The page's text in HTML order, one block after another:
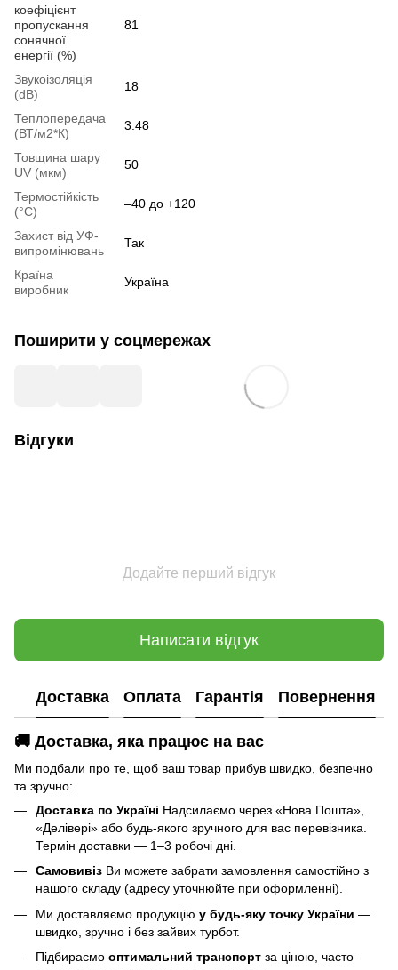
коефіцієнт
пропускання
сонячної
енергії (%)
81
Звукоізоляція
(dB)
18
Теплопередача
(ВТ/м2*К)
3.48
Товщина шару
UV (мкм)
50
Термостійкість
(°C)
–40 до +120
Захист від УФ-
випромінювань
Так
Країна
виробник
Україна
Поширити у соцмережах
Відгуки
Додайте перший відгук
Написати відгук
Доставка Оплата Гарантія Повернення
🚚 Доставка, яка працює на вас
Ми подбали про те, щоб ваш товар прибув швидко, безпечно
та зручно:
Доставка по Україні Надсилаємо через «Нова Пошта»,
«Делівері» або будь-якого зручного для вас перевізника.
Термін доставки — 1–3 робочі дні.
Самовивіз Ви можете забрати замовлення самостійно з
нашого складу (адресу уточнюйте при оформленні).
Ми доставляємо продукцію у будь-яку точку України —
швидко, зручно і без зайвих турбот.
Підбираємо оптимальний транспорт за ціною, часто —